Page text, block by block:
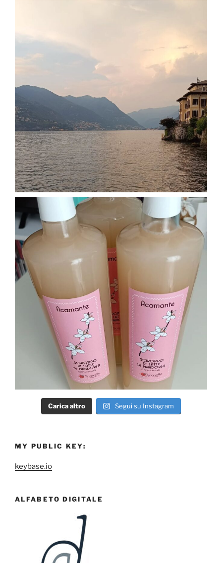
Carica altro Segui su Instagram
MY PUBLIC KEY:
keybase.io
ALFABETO DIGITALE